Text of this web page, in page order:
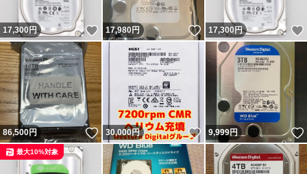
17,300円 いいね！
17,980円 いいね！
17,300円
86,500円 いいね！
30,000円 いいね！
9,999円
最大10%対象